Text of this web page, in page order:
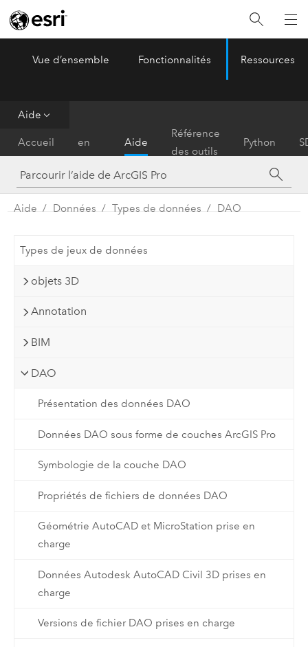
ArcGIS Pro
Vue d’ensemble Fonctionnalités Ressources
Aide
Accueil
en
main
Aide
Référence
des outils
Python
Aide Données Types de données DAO
Types de jeux de données
objets 3D
Annotation
BIM
DAO
Présentation des données DAO
Données DAO sous forme de couches ArcGIS Pro
Symbologie de la couche DAO
Propriétés de fichiers de données DAO
Géométrie AutoCAD et MicroStation prise en
charge
Données Autodesk AutoCAD Civil 3D prises en
charge
Versions de fichier DAO prises en charge